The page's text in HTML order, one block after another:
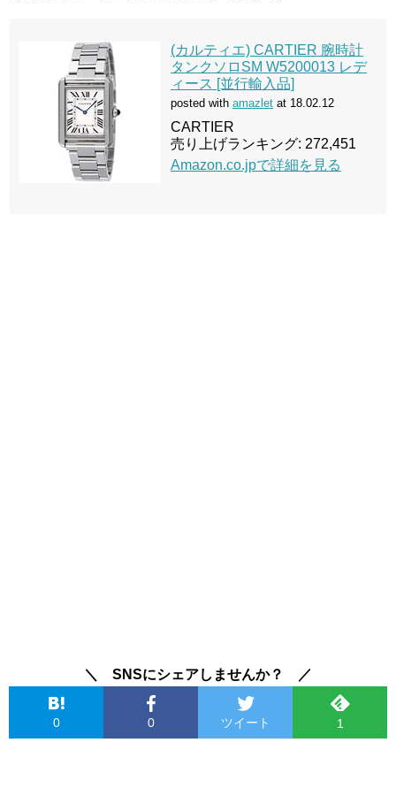
(カルティエ) CARTIER 腕時計
タンクソロSM W5200013 レデ
ィース [並行輸入品]
posted with amazlet at 18.02.12
CARTIER
売り上げランキング: 272,451
Amazon.co.jpで詳細を見る
＼ SNSにシェアしませんか？ ／
0 0 ツイート 1